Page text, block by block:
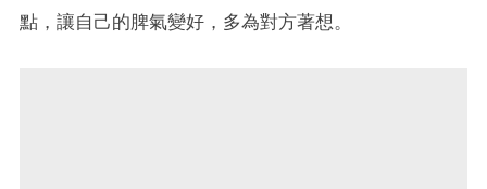
點，讓自己的脾氣變好，多為對方著想。